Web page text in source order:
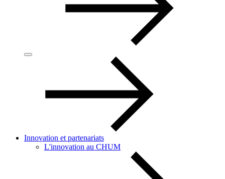
Innovation et partenariats
L'innovation au CHUM